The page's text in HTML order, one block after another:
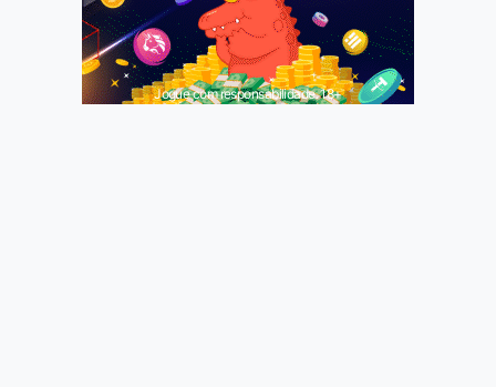
Jogue com responsabilidade. 18+